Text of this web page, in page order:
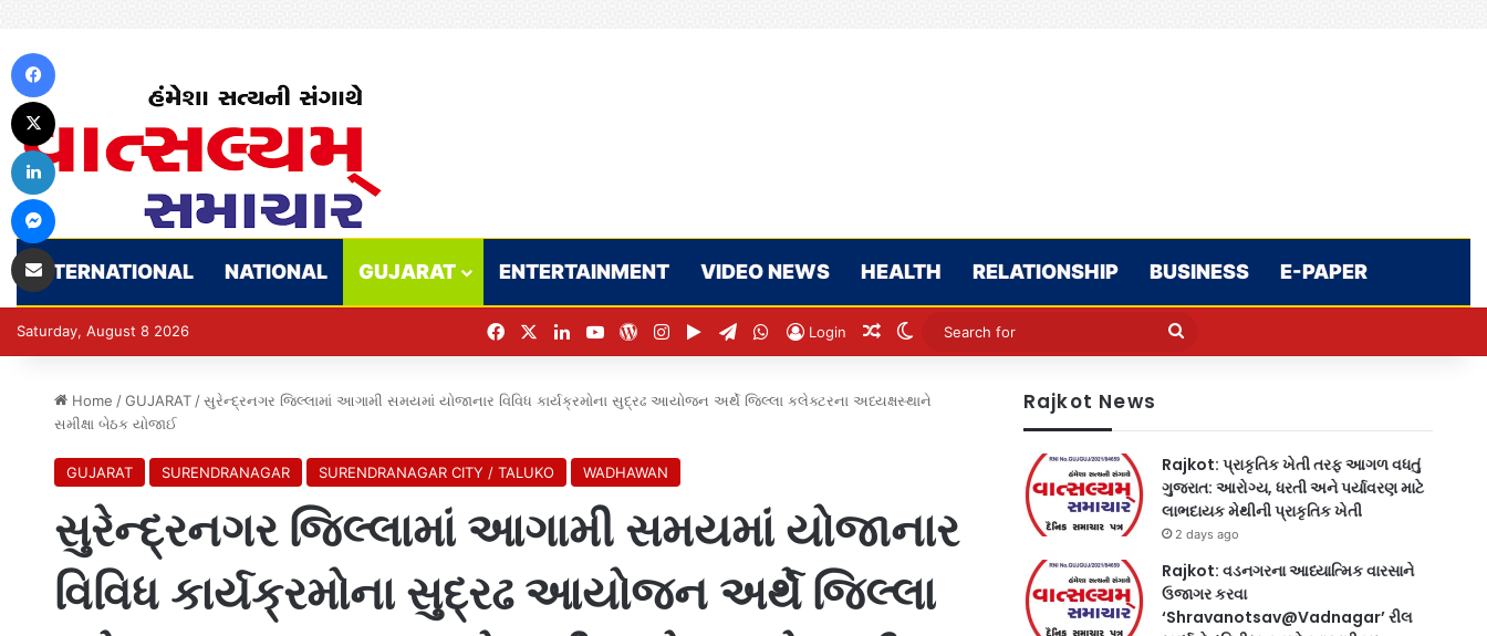
INTERNATIONAL NATIONAL GUJARAT ENTERTAINMENT VIDEO NEWS HEALTH RELATIONSHIP BUSINESS E-PAPER
Saturday, August 8 2026 FacebookLinkedInYouTubeWordPress
Instagram
Google Play
Telegram
WhatsApp
Login Random Article
Switch skin
Search
Home / GUJARAT / સુરેન્દ્રનગર જિલ્લામાં આગામી સમયમાં યોજાનાર વિવિધ કાર્યક્રમોના સુદ્રઢ આયોજન અર્થે જિલ્લા કલેક્ટરના અધ્યક્ષસ્થાને
સમીક્ષા બેઠક યોજાઈ
GUJARAT SURENDRANAGAR SURENDRANAGAR CITY / TALUKO WADHAWAN
સુરેન્દ્રનગર જિલ્લામાં આગામી સમયમાં યોજાનાર
વિવિધ કાર્યક્રમોના સુદ્રઢ આયોજન અર્થે જિલ્લા
Rajkot News
Rajkot: પ્રાકૃતિક ખેતી તરફ આગળ વધતું
ગુજરાત: આરોગ્ય, ધરતી અને પર્યાવરણ માટે
લાભદાયક મેથીની પ્રાકૃતિક ખેતી
2 days ago
Rajkot: વડનગરના આધ્યાત્મિક વારસાને
ઉજાગર કરવા
‘Shravanotsav@Vadnagar’ રીલ
LinkedIn